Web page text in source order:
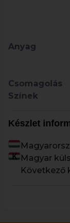
Anyag
Csomagolás
Színek
Készlet
Magyar
Következő